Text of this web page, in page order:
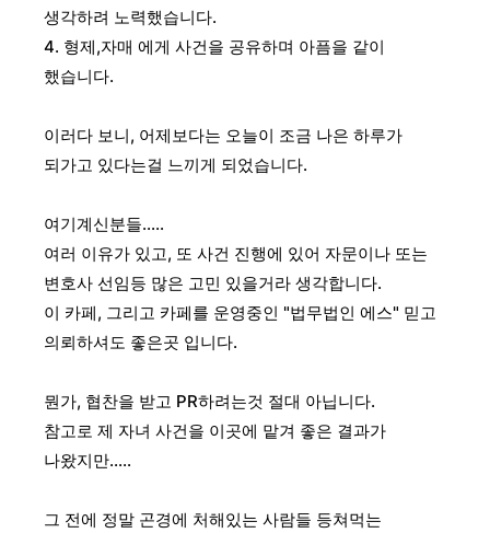
생각하려 노력했습니다.
4. 형제,자매 에게 사건을 공유하며 아픔을 같이
했습니다.
이러다 보니, 어제보다는 오늘이 조금 나은 하루가
되가고 있다는걸 느끼게 되었습니다.
여기계신분들.....
여러 이유가 있고, 또 사건 진행에 있어 자문이나 또는
변호사 선임등 많은 고민 있을거라 생각합니다.
이 카페, 그리고 카페를 운영중인 "법무법인 에스" 믿고
의뢰하셔도 좋은곳 입니다.
뭔가, 협찬을 받고 PR하려는것 절대 아닙니다.
참고로 제 자녀 사건을 이곳에 맡겨 좋은 결과가
나왔지만.....
그 전에 정말 곤경에 처해있는 사람들 등쳐먹는